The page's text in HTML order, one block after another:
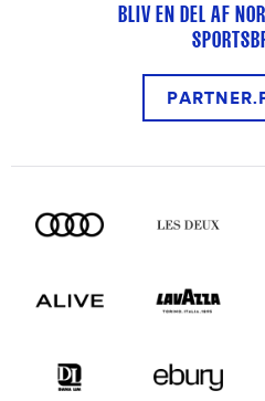
BLIV EN DEL AF